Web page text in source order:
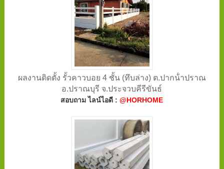
ผลงานติดตั้ง รั้วคาวบอย 4 ชั้น (ทึบล่าง) ต.ปากน้ําปราณ
อ.ปราณบุรี จ.ประจวบคีรีขันธ์
สอบถาม ไลน์ไอดี :@HORHOME